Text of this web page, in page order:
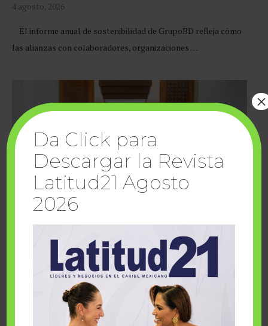
4 agosto, 2026
El informe anual de sostenibilidad de GrupoBD refleja cómo
las alianzas con colaboradores, organizaciones …
Cuando la solidaridad inspira; cumplen
sueños Fairmont Mayakoba y Make-A-Wish
Da Click para
Descargar la Revista
Latitud21 Agosto
2026
×